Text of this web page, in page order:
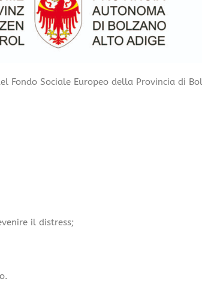
Fondo Sociale Europeo della Provincia di
il distress;